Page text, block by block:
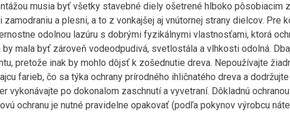
musia byť všetky stavebné diely ošetrené hlboko pôsobiacim
a plesni, a to z vonkajšej aj vnútornej strany dielcov. Pre
odolnou lazúru s dobrými fyzikálnymi vlastnosťami, ktorá
by mala byť zároveň vodeodpudivá, svetlostála a vlhkosti odolná.
pretože inak by mohlo dôjsť k zošednutie dreva. Nepoužívajte
farieb, čo sa týka ochrany prírodného ihličnatého dreva a
vykonávajte po dokonalom zaschnutí a vyvetraní. Dôkladnú
ochranu je nutné pravidelne opakovať (podľa pokynov výrobcu